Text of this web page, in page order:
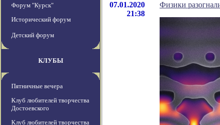
Форум "Курск"
Исторический форум
Детский форум
КЛУБЫ
Пятничные вечера
Клуб любителей творчества
Достоевского
Клуб любителей творчества
07.01.2020
21:38
Физики